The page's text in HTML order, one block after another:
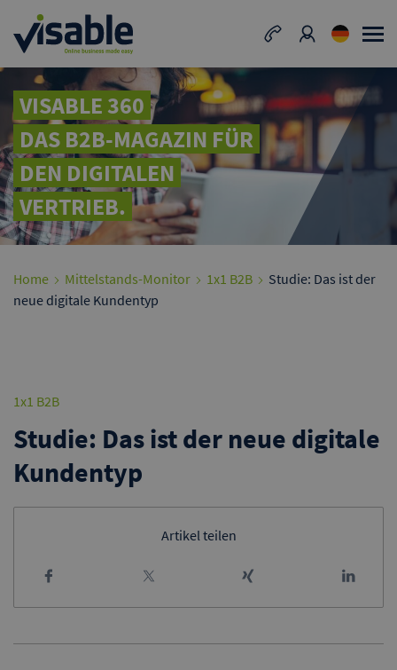
VISABLE 360
DAS B2B-MAGAZIN FÜR
DEN DIGITALEN
VERTRIEB.
Home Mittelstands-Monitor 1x1 B2B
Studie: Das ist der
neue digitale Kundentyp
1x1 B2B
Studie: Das ist der neue digitale
Kundentyp
Artikel teilen